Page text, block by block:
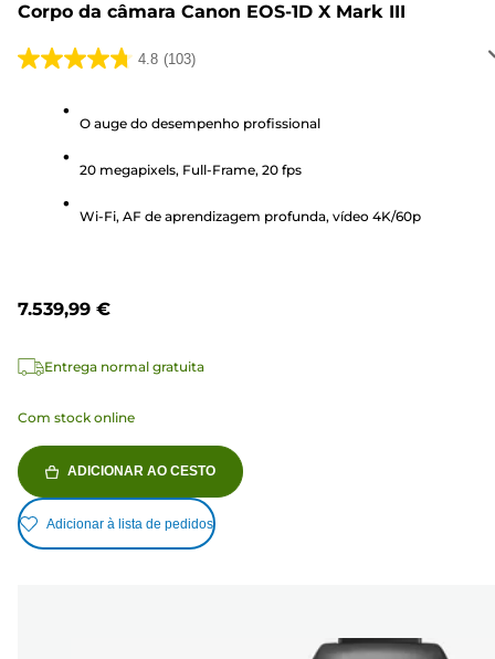
Corpo da câmara Canon EOS-1D X Mark III
4.8 (103)
4.8
estrelas.
análises
O auge do desempenho profissional
20 megapixels, Full-Frame, 20 fps
Wi-Fi, AF de aprendizagem profunda, vídeo 4K/60p
7.539,99 €
Entrega normal gratuita
Com stock online
ADICIONAR AO CESTO
Adicionar à lista de pedidos